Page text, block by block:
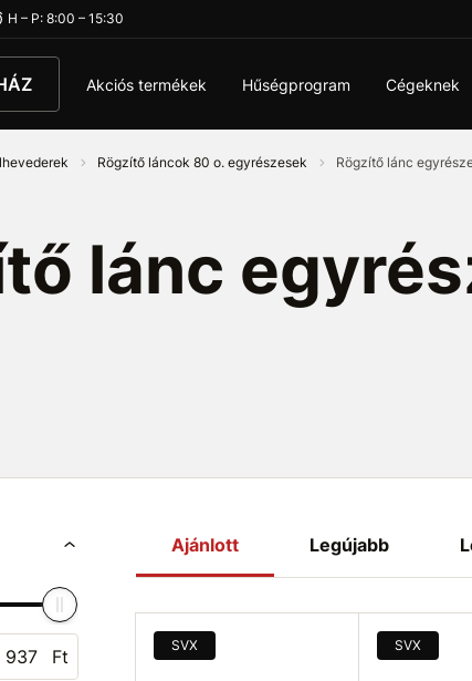
H – P: 8:00 – 15:30
Akciós termékek Hűségprogram Cégeknek
Rögzítő láncok 80 o. egyrészesek Rögzítő lánc
lánc
Ft
Ajánlott Legújabb
SVX SVX